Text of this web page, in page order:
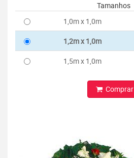
Tamanhos
1,0m x 1,0m
1,2m x 1,0m
1,5m x 1,0m
Comprar